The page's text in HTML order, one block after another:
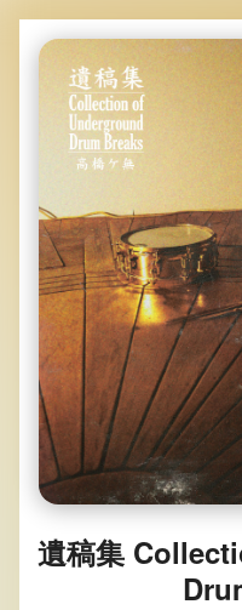
遺稿集